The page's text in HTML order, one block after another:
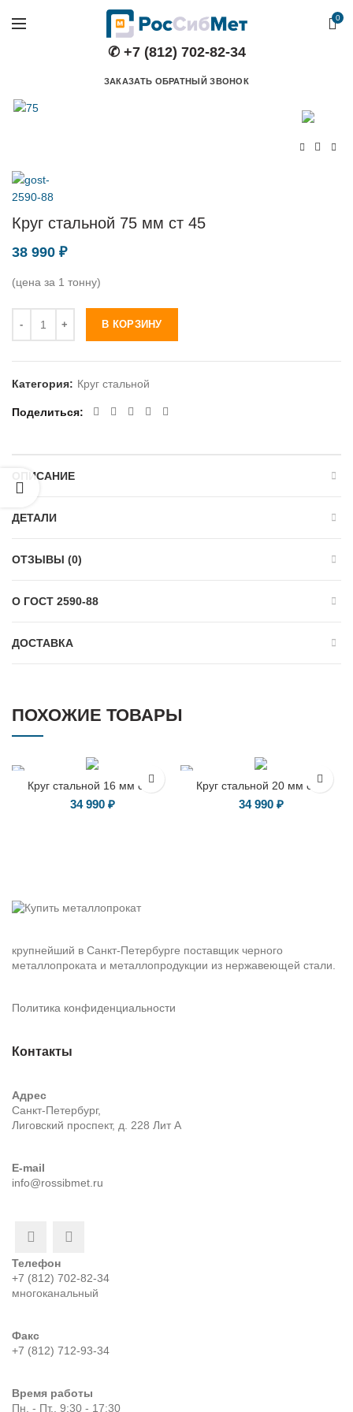
0
✆ +7 (812) 702-82-34
ЗАКАЗАТЬ ОБРАТНЫЙ ЗВОНОК
Круг стальной 75 мм ст 45
38 990 ₽
(цена за 1 тонну)
В КОРЗИНУ
Категория: Круг стальной
Поделиться
ОПИСАНИЕ
ДЕТАЛИ
ОТЗЫВЫ (0)
О ГОСТ 2590-88
ДОСТАВКА
ПОХОЖИЕ ТОВАРЫ
Круг стальной 16 мм ст 3
34 990 ₽
Круг стальной 20 мм ст 3
34 990 ₽
крупнейший в Санкт-Петербурге поставщик черного
металлопроката и металлопродукции из нержавеющей стали.
Политика конфиденциальности
Контакты
Адрес
Санкт-Петербург,
Лиговский проспект, д. 228 Лит А
E-mail
info@rossibmet.ru
Телефон
+7 (812) 702-82-34
многоканальный
Факс
+7 (812) 712-93-34
Время работы
Пн. - Пт., 9:30 - 17:30